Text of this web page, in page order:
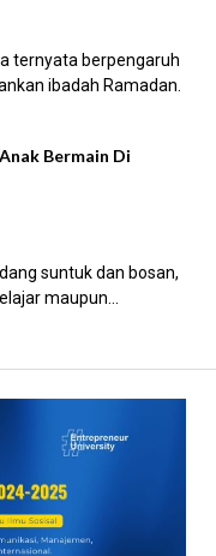
ternyata berpengaruh
ibadah Ramadan.
Bermain Di
suntuk dan bosan,
maupun...